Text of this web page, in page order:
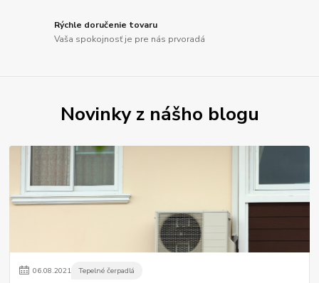
Rýchle doručenie tovaru
Vaša spokojnosť je pre nás prvoradá
Novinky z nášho blogu
06.08.2021 Tepelné čerpadlá